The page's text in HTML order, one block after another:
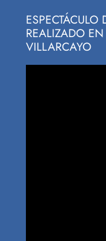
REALIZADO
VILLARCAYO